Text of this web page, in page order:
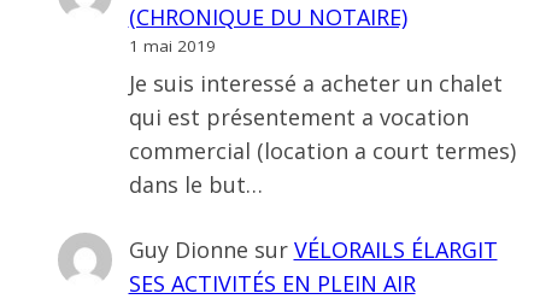
(CHRONIQUE DU NOTAIRE)
1 mai 2019
Je suis interessé a acheter un chalet
qui est présentement a vocation
commercial (location a court termes)
dans le but…
Guy Dionne sur VÉLORAILS ÉLARGIT
SES ACTIVITÉS EN PLEIN AIR